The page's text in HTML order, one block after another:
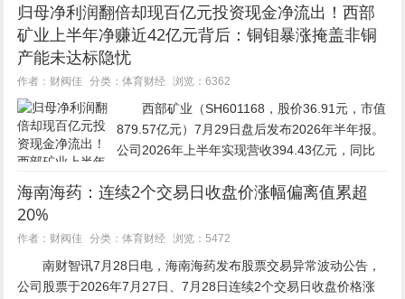
归母净利润翻倍却现百亿元投资现金净流出！西部
矿业上半年净赚近42亿元背后：铜钼暴涨掩盖非铜
产能未达标隐忧
作者：财阀佳 分类：体育财经 浏览：6362
西部矿业（SH601168，股价36.91元，市值
879.57亿元）7月29日盘后发布2026年半年报。
公司2026年上半年实现营收394.43亿元，同比
41.69亿元，同比增长123%；...
海南海药：连续2个交易日收盘价涨幅偏离值累超
20%
作者：财阀佳 分类：体育财经 浏览：5472
南财智讯7月28日电，海南海药发布股票交易异常波动公告，
公司股票于2026年7月27日、7月28日连续2个交易日收盘价格涨